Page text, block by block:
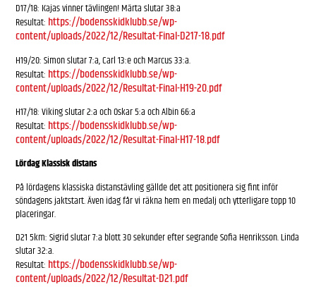
D17/18: Kajas vinner tävlingen! Märta slutar 38:a
Resultat: https://bodensskidklubb.se/wp-
content/uploads/2022/12/Resultat-Final-D217-18.pdf
H19/20: Simon slutar 7:a, Carl 13:e och Marcus 33:a.
Resultat: https://bodensskidklubb.se/wp-
content/uploads/2022/12/Resultat-Final-H19-20.pdf
H17/18: Viking slutar 2:a och Oskar 5:a och Albin 66:a
Resultat: https://bodensskidklubb.se/wp-
content/uploads/2022/12/Resultat-Final-H17-18.pdf
Lördag Klassisk distans
På lördagens klassiska distanstävling gällde det att positionera sig fint inför
söndagens jaktstart. Även idag får vi räkna hem en medalj och ytterligare topp 10
placeringar.
D21 5km: Sigrid slutar 7:a blott 30 sekunder efter segrande Sofia Henriksson. Linda
slutar 32:a.
Resultat: https://bodensskidklubb.se/wp-
content/uploads/2022/12/Resultat-D21.pdf